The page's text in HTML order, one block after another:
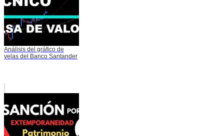
Análisis del gráfico de
velas del Banco Santander